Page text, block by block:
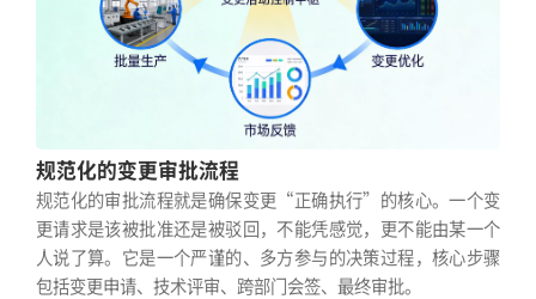
规范化的变更审批流程
规范化的审批流程就是确保变更“正确执行”的核心。一个变
更请求是该被批准还是被驳回，不能凭感觉，更不能由某一个
人说了算。它是一个严谨的、多方参与的决策过程，核心步骤
包括变更申请、技术评审、跨部门会签、最终审批。